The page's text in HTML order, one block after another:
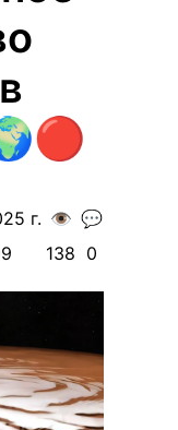
г. 👁️
138
💬
0